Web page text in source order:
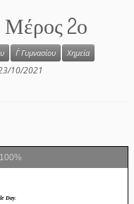
Μέρος 2ο
Γ΄ Γυμνασίου
Χημεία
10/2021
100%